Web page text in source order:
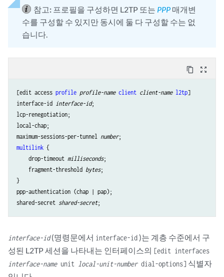
참고: 프로필을 구성하면 L2TP 또는 PPP 매개변
수를 구성할 수 있지만 동시에 둘 다 구성할 수는 없
습니다.
content_copy zoom_out_map
[edit access profile profile-name client client-name l2tp]
interface-id interface-id;
lcp-renegotiation;
local-chap;
maximum-sessions-per-tunnel number
multilink {
    drop-timeout
milliseconds;
    fragment-threshold
bytes;
}
ppp-authentication (chap | pap);
shared-secret shared-secret
interface-id(명령문에서 interface-id)는 계층 수준에서 구
성된 L2TP 세션을 나타내는 인터페이스의 [edit interfaces
interface-nameunit local-unit-numberdial-options] 식별자